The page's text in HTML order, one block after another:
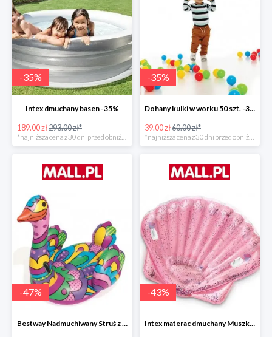
-35%
Intex dmuchany basen -35%
189.00 zł293.00 zł*
-35%
Dohany kulki w worku 50 szt. -35%
39.00 zł60.00 zł*
-47%
Bestway Nadmuchiwany Struś z uchwytami -47%
-43%
Intex materac dmuchany Muszka -42%